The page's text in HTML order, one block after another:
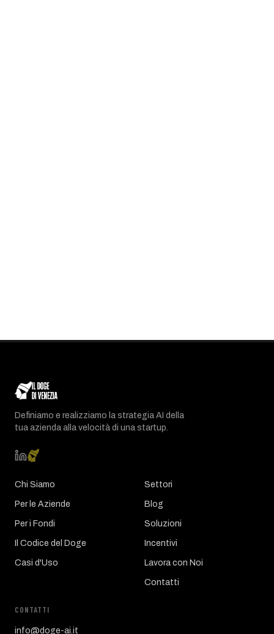
Definiamo e realizziamo la strategia AI della
tua azienda alla velocità di una startup.
Chi Siamo
Per le Aziende
Per i Fondi
Il Codice del Doge
Casi d'Uso
Settori
Blog
Soluzioni
Incentivi
Lavora con Noi
Contatti
CONTATTI
info@doge-ai.it